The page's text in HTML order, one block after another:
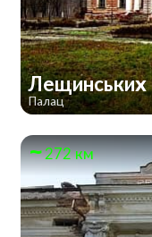
Лещинських
Палац
272 км